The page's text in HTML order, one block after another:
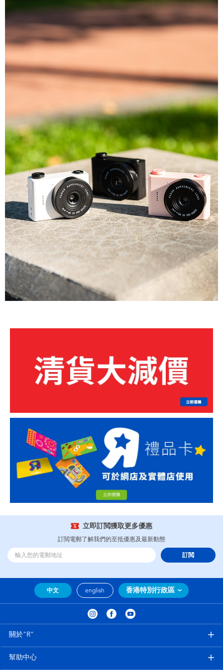
立即訂閲獲取更多優惠
訂閲電郵了解我們的至抵優惠及最新動態
訂閲
中文 english 香港特別行政區
關於"R"
幫助中心